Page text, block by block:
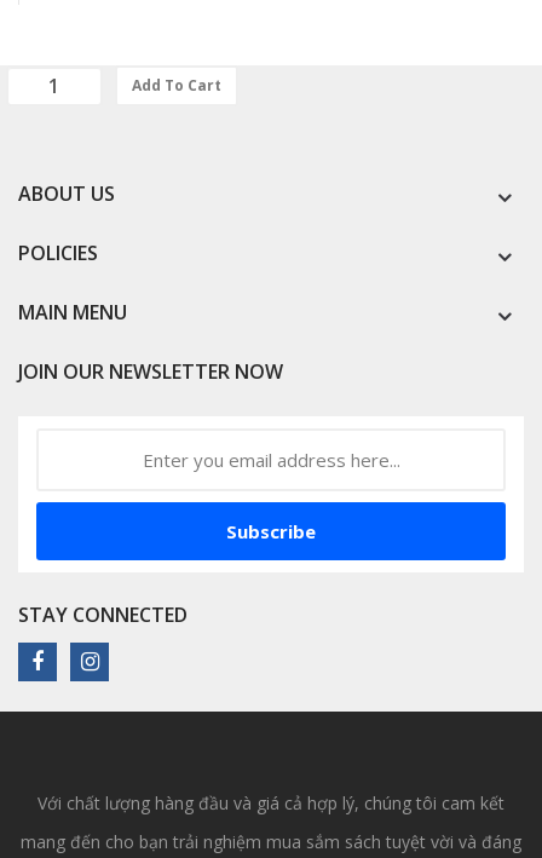
Add To Cart
ABOUT US
POLICIES
MAIN MENU
JOIN OUR NEWSLETTER NOW
Subscribe
STAY CONNECTED
Với chất lượng hàng đầu và giá cả hợp lý, chúng tôi cam kết
mang đến cho bạn trải nghiệm mua sắm sách tuyệt vời và đáng